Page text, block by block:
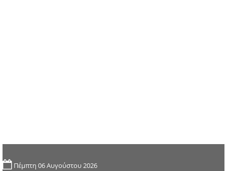
Πέμπτη 06 Αυγούστου 2026